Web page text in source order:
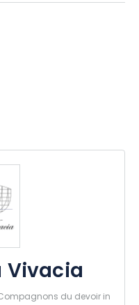
Vivacia
du devoir in